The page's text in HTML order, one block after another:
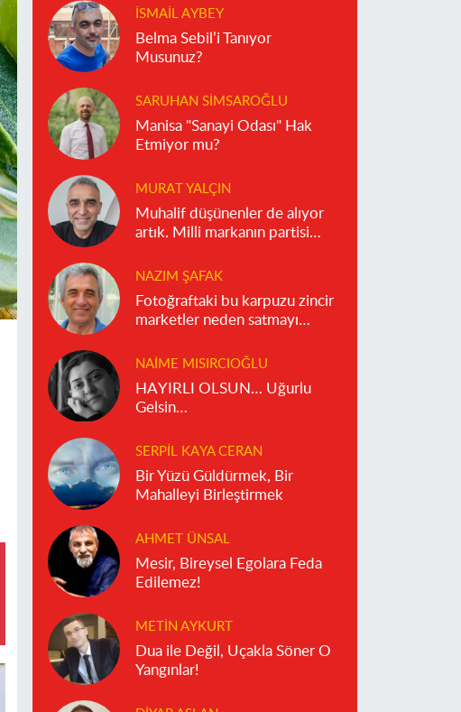
İSMAIL AYBEY
Belma Sebil’i Tanıyor
Musunuz?
SARUHAN SIMSAROĞLU
Manisa "Sanayi Odası" Hak
Etmiyor mu?
MURAT YALÇIN
Muhalif düşünenler de alıyor
artık. Milli markanın partisi
NAZIM ŞAFAK
Fotoğraftaki bu karpuzu zincir
marketler neden satmayı
NAIME MISIRCIOĞLU
HAYIRLI OLSUN… Uğurlu
Gelsin…
SERPIL KAYA CERAN
Bir Yüzü Güldürmek, Bir
Mahalleyi Birleştirmek
AHMET ÜNSAL
Mesir, Bireysel Egolara Feda
Edilemez!
METIN AYKURT
Dua ile Değil, Uçakla Söner O
Yangınlar!